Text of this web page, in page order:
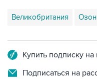
Великобритания
Купить подписку
Подписаться на